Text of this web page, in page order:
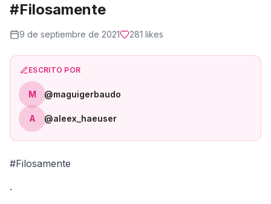
#Filosamente
9 de septiembre de 2021 281 likes
ESCRITO POR
M @maguigerbaudo
A @aleex_haeuser
#Filosamente
.